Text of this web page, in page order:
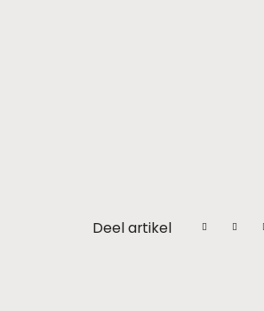
Deel artikel